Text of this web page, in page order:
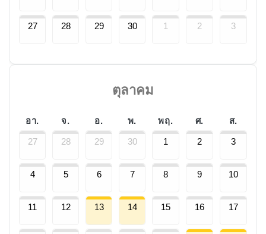
27 28 29 30 1 2 3
ตุลาคม
อา. จ. อ. พ. พฤ. ศ. ส.
27 28 29 30 1 2 3
4 5 6 7 8 9 10
11 12 13 14 15 16 17